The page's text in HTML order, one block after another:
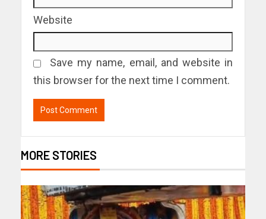
Website
Save my name, email, and website in
this browser for the next time I comment.
MORE STORIES